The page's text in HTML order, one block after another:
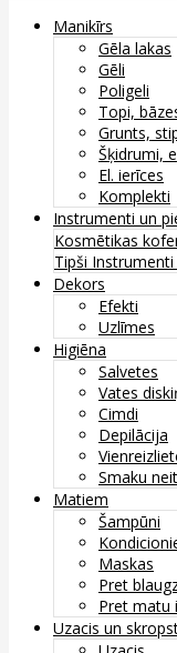
Manikīrs
Gēla lakas
Gēli
Poligeli
Topi,
Grunts,
Šķidrumi,
El. ierīces
Komplekti
Instrumenti un
Kosmētikas
Tipši Instrumenti
Dekors
Efekti
Uzlīmes
Higiēna
Salvetes
Vates
Cimdi
Depilācija
Smaku
Matiem
Šampūni
Maskas
Pret
Pret matu
Uzacis un